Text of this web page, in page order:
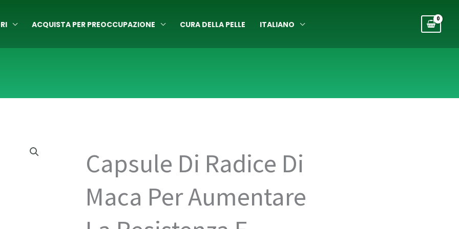
ACQUISTA PER PREOCCUPAZIONE CURA DELLA PELLE ITALIANO
Capsule Di Radice Di
Maca Per Aumentare